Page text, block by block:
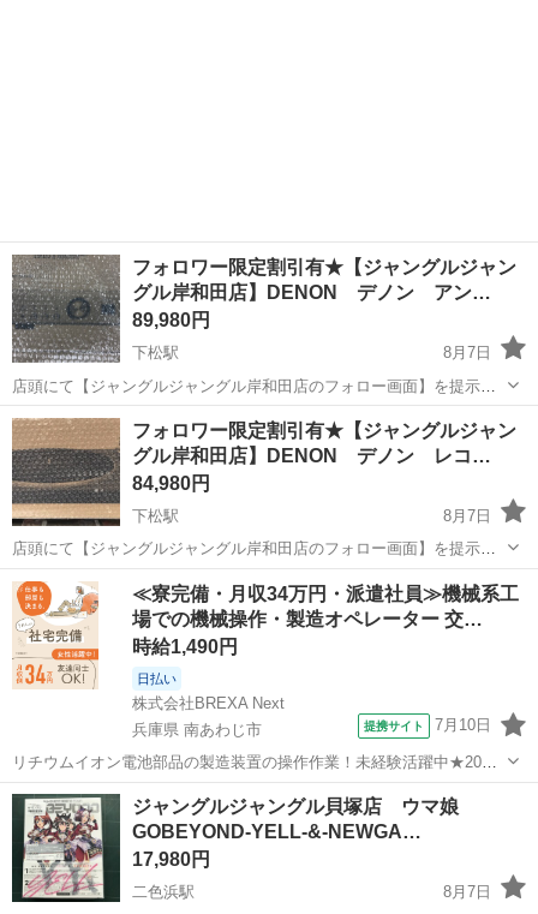
フォロワー限定割引有★【ジャングルジャン
グル岸和田店】DENON デノン アン…
89,980円
下松駅
8月7日
店頭にて【ジャングルジャングル岸和田店のフォロー画面】を提示し
ていただきますと、表示価格から【3%】オフ！ ジャングルジャング
ル岸和田店 住所 大阪府岸和田市下松町1丁目1-20 ◆◇◆ ただいま買
取強化中...
大阪 岸和田市 アンプ ジャングル
フォロワー限定割引有★【ジャングルジャン
グル岸和田店】DENON デノン レコ…
84,980円
下松駅
8月7日
店頭にて【ジャングルジャングル岸和田店のフォロー画面】を提示し
ていただきますと、表示価格から【3%】オフ！ ジャングルジャング
ル岸和田店 住所 大阪府岸和田市下松町1丁目1-20 ◆◇◆ ただいま買
取強化中...
大阪 岸和田市 下松駅 その他 ジャングル
≪寮完備・月収34万円・派遣社員≫機械系工
場での機械操作・製造オペレーター 交…
時給1,490円
日払い
株式会社BREXA Next
兵庫県 南あわじ市
提携サイト 7月10日
リチウムイオン電池部品の製造装置の操作作業！未経験活躍中★20～
50代の男性活躍中！嬉しい時給1,490円！生活支援物資事前対応可◎ワ
ンルーム寮完備！赴任旅費会社負担！正社員登用制度あり◎《兵庫県
南あわじ市》 人気の工場の...
兵庫 南あわじ市 その他
ジャングルジャングル貝塚店 ウマ娘
GOBEYOND-YELL-&-NEWGA…
17,980円
二色浜駅
8月7日